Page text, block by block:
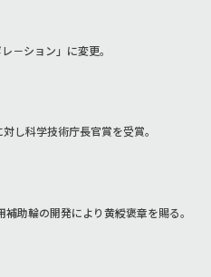
－ション」に変更。
し科学技術庁長官賞を受賞。
助輪の開発により黄綬褒章を賜る。